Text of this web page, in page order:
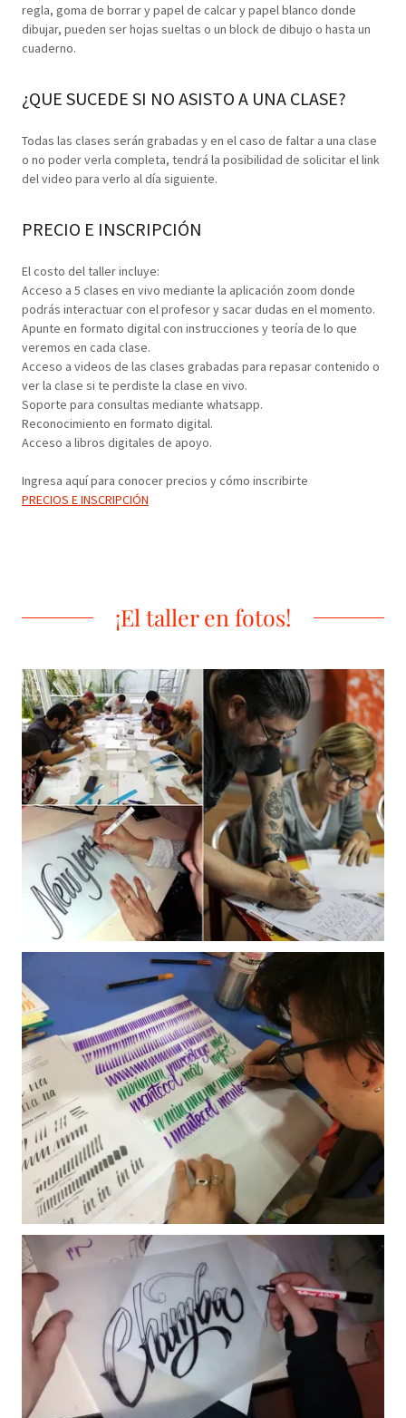
regla, goma de borrar y papel de calcar y papel blanco donde
dibujar, pueden ser hojas sueltas o un block de dibujo o hasta un
cuaderno.
¿QUE SUCEDE SI NO ASISTO A UNA CLASE?
Todas las clases serán grabadas y en el caso de faltar a una clase
o no poder verla completa, tendrá la posibilidad de solicitar el link
del video para verlo al día siguiente.
PRECIO E INSCRIPCIÓN
El costo del taller incluye:
Acceso a 5 clases en vivo mediante la aplicación zoom donde
podrás interactuar con el profesor y sacar dudas en el momento.
Apunte en formato digital con instrucciones y teoría de lo que
veremos en cada clase.
Acceso a videos de las clases grabadas para repasar contenido o
ver la clase si te perdiste la clase en vivo.
Soporte para consultas mediante whatsapp.
Reconocimiento en formato digital.
Acceso a libros digitales de apoyo.
Ingresa aquí para conocer precios y cómo inscribirte
PRECIOS E INSCRIPCIÓN
¡El taller en fotos!